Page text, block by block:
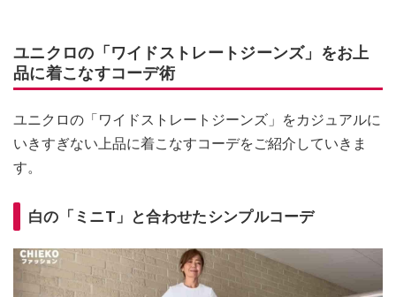
ユニクロの「ワイドストレートジーンズ」をお上
品に着こなすコーデ術
ユニクロの「ワイドストレートジーンズ」をカジュアルに
いきすぎない上品に着こなすコーデをご紹介していきま
す。
白の「ミニT」と合わせたシンプルコーデ